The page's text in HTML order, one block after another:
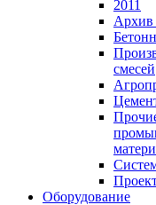
2011
Архив
смесей
Оборудование